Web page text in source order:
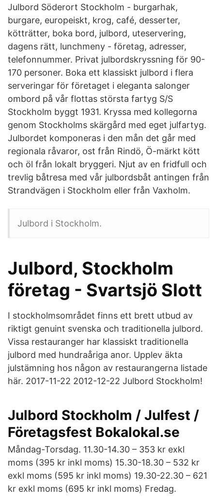
Julbord Söderort Stockholm - burgarhak,
burgare, europeiskt, krog, café, desserter,
kötträtter, boka bord, julbord, uteservering,
dagens rätt, lunchmeny - företag, adresser,
telefonnummer. Privat julbordskryssning för 90-
170 personer. Boka ett klassiskt julbord i flera
serveringar för företaget i eleganta salonger
ombord på vår flottas största fartyg S/S
Stockholm byggt 1931. Kryssa med kollegorna
genom Stockholms skärgård med eget julfartyg.
Julbordet komponeras i den mån det går med
regionala råvaror, ost från Rindö, Ö-märkt kött
och öl från lokalt bryggeri. Njut av en fridfull och
trevlig båtresa med vår julbordsbåt antingen från
Strandvägen i Stockholm eller från Vaxholm.
Julbord i Stockholm.
Julbord, Stockholm
företag - Svartsjö Slott
I stockholmsområdet finns ett brett utbud av
riktigt genuint svenska och traditionella julbord.
Vissa restauranger har klassiskt traditionella
julbord med hundraåriga anor. Upplev äkta
julstämning hos någon av restaurangerna listade
här. 2017-11-22 2012-12-22 Julbord Stockholm!
Julbord Stockholm / Julfest /
Företagsfest Bokalokal.se
Måndag-Torsdag. 11.30-14.30 – 353 kr exkl
moms (395 kr inkl moms) 15.30-18.30 – 532 kr
exkl moms (595 kr inkl moms) 19.30-22.30 – 621
kr exkl moms (695 kr inkl moms) Fredag.